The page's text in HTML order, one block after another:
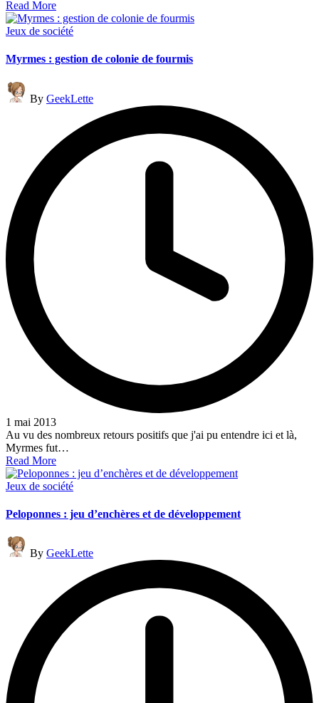
Read More
Posted
Jeux de société
Myrmes : gestion de colonie de fourmis
Posted
by
By GeekLette
1 mai 2013
Au vu des nombreux retours positifs que j'ai pu entendre ici et là,
Myrmes fut…
Read More
Posted
Jeux de société
Peloponnes : jeu d’enchères et de développement
Posted
by
By GeekLette